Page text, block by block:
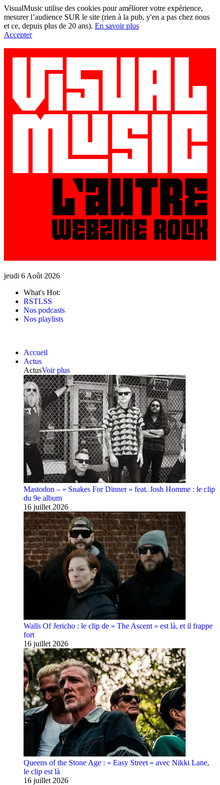
VisualMusic utilise des cookies pour améliorer votre expérience,
mesurer l’audience SUR le site (rien à la pub, y'en a pas chez nous
et ce, depuis plus de 20 ans). En savoir plus
Accepter
jeudi 6 Août 2026
What's Hot:
RSTLSS
Nos podcasts
Nos playlists
Accueil
Actus
ActusVoir plus
Mastodon – « Snakes For Dinner » feat. Josh Homme : le clip
du 9e album
16 juillet 2026
Walls Of Jericho : le clip de « The Ascent » est là, et il frappe
fort
16 juillet 2026
Queens of the Stone Age : « Easy Street » avec Nikki Lane,
le clip est là
16 juillet 2026